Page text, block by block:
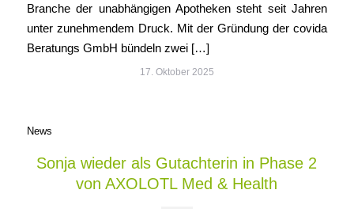
Branche der unabhängigen Apotheken steht seit Jahren
unter zunehmendem Druck. Mit der Gründung der covida
Beratungs GmbH bündeln zwei […]
17. Oktober 2025
News
Sonja wieder als Gutachterin in Phase 2
von AXOLOTL Med & Health